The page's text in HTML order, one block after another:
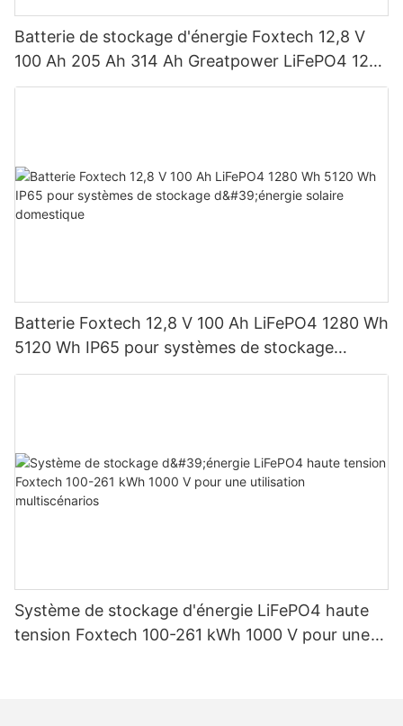
Batterie de stockage d'énergie Foxtech 12,8 V
100 Ah 205 Ah 314 Ah Greatpower LiFePO4 1280
Wh-5120 Wh IP65
Batterie Foxtech 12,8 V 100 Ah LiFePO4 1280 Wh
5120 Wh IP65 pour systèmes de stockage
d'énergie solaire domestique
Système de stockage d'énergie LiFePO4 haute
tension Foxtech 100-261 kWh 1000 V pour une